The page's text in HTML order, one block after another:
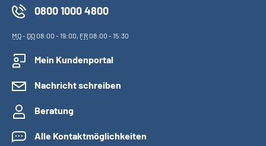
0800 1000 4800
MO- DO08:00 - 19:00, FR08:00 - 15:30
Mein Kundenportal
Nachricht schreiben
Beratung
Alle Kontaktmöglichkeiten